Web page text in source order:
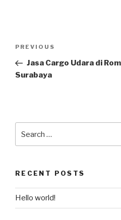
PREVIOUS
Jasa Cargo Udara di
Surabaya
RECENT POSTS
Hello world!